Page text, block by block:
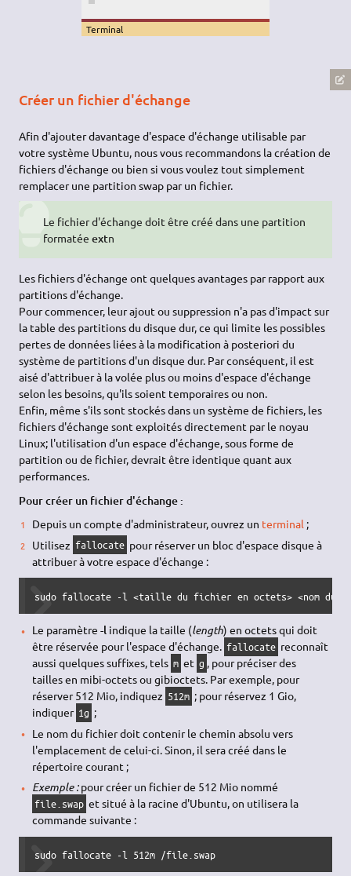
Terminal
Créer un fichier d'échange
Afin d'ajouter davantage d'espace d'échange utilisable par
votre système Ubuntu, nous vous recommandons la création de
fichiers d'échange ou bien si vous voulez tout simplement
remplacer une partition swap par un fichier.
Le fichier d'échange doit être créé dans une partition
formatée extn
Les fichiers d'échange ont quelques avantages par rapport aux
partitions d'échange.
Pour commencer, leur ajout ou suppression n'a pas d'impact sur
la table des partitions du disque dur, ce qui limite les possibles
pertes de données liées à la modification à posteriori du
système de partitions d'un disque dur. Par conséquent, il est
aisé d'attribuer à la volée plus ou moins d'espace d'échange
selon les besoins, qu'ils soient temporaires ou non.
Enfin, même s'ils sont stockés dans un système de fichiers, les
fichiers d'échange sont exploités directement par le noyau
Linux; l'utilisation d'un espace d'échange, sous forme de
partition ou de fichier, devrait être identique quant aux
performances.
Pour créer un fichier d'échange :
Depuis un compte d'administrateur, ouvrez un terminal ;
Utilisez fallocate pour réserver un bloc d'espace disque à
attribuer à votre espace d'échange :
sudo fallocate -l <taille du fichier en octets> <nom du
Le paramètre -lindique la taille (length) en octets qui doit
être réservée pour l'espace d'échange. fallocate reconnaît
aussi quelques suffixes, tels m et g , pour préciser des
tailles en mibi-octets ou gibioctets. Par exemple, pour
réserver 512 Mio, indiquez 512m ; pour réservez 1 Gio,
indiquer 1g ;
Le nom du fichier doit contenir le chemin absolu vers
l'emplacement de celui-ci. Sinon, il sera créé dans le
répertoire courant ;
Exemple :pour créer un fichier de 512 Mio nommé
file.swap et situé à la racine d'Ubuntu, on utilisera la
commande suivante :
sudo fallocate -l 512m /file.swap